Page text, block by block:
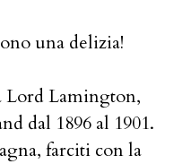
una delizia!
Lord Lamington,
dal 1896 al 1901.
farciti con la